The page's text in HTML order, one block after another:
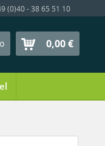
(0)40 - 38 65 51 10
0,00 €